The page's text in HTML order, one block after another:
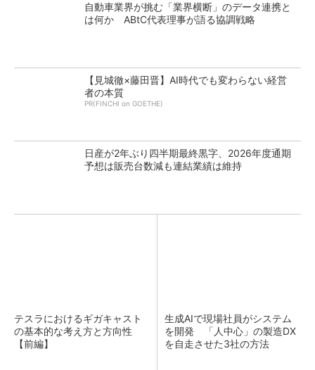
自動車業界が挑む「業界横断」のデータ連携と
は何か ABtC代表理事が語る協調戦略
【見城徹×藤田晋】AI時代でも変わらない経営
者の本質
PR(FINCHI on GOETHE)
日産が2年ぶり四半期最終黒字、2026年度通期
予想は販売台数減も連結業績は維持
テスラにおけるギガキャスト
の基本的な考え方と方向性
【前編】
生成AIで現場社員がシステム
を開発 「人中心」の製造DX
を自走させた3社の方法